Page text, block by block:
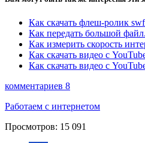
Как скачать флеш-ролик
Как передать большой файл.
Как измерить скорость
Как скачать видео с
Как скачать видео с
комментариев 8
Работаем с интернетом
Просмотров: 15 091